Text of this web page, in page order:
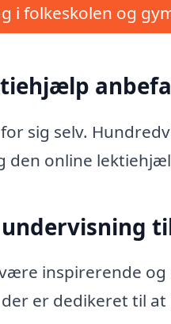
i folkeskolen og
sig selv.
den online
inspirerende
er dedikeret til